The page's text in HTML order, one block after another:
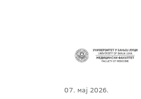
07. мај 2026.